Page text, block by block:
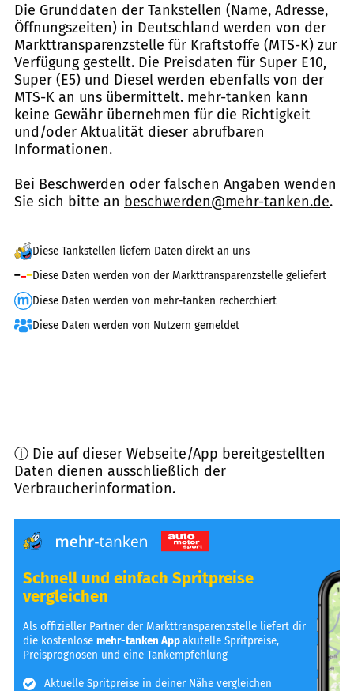
Die Grunddaten der Tankstellen (Name, Adresse,
Öffnungszeiten) in Deutschland werden von der
Markttransparenzstelle für Kraftstoffe (MTS-K) zur
Verfügung gestellt. Die Preisdaten für Super E10,
Super (E5) und Diesel werden ebenfalls von der
MTS-K an uns übermittelt. mehr-tanken kann
keine Gewähr übernehmen für die Richtigkeit
und/oder Aktualität dieser abrufbaren
Informationen.
Bei Beschwerden oder falschen Angaben wenden
Sie sich bitte an beschwerden@mehr-tanken.de.
Diese Tankstellen liefern Daten direkt an uns
Diese Daten werden von der Markttransparenzstelle geliefert
Diese Daten werden von mehr-tanken recherchiert
Diese Daten werden von Nutzern gemeldet
ⓘ Die auf dieser Webseite/App bereitgestellten
Daten dienen ausschließlich der
Verbraucherinformation.
Schnell und einfach Spritpreise
vergleichen
Als offizieller Partner der Markttransparenzstelle liefert dir
die kostenlosemehr-tanken Appakutelle Spritpreise,
Preisprognosen und eine Tankempfehlung
Aktuelle Spritpreise in deiner Nähe vergleichen